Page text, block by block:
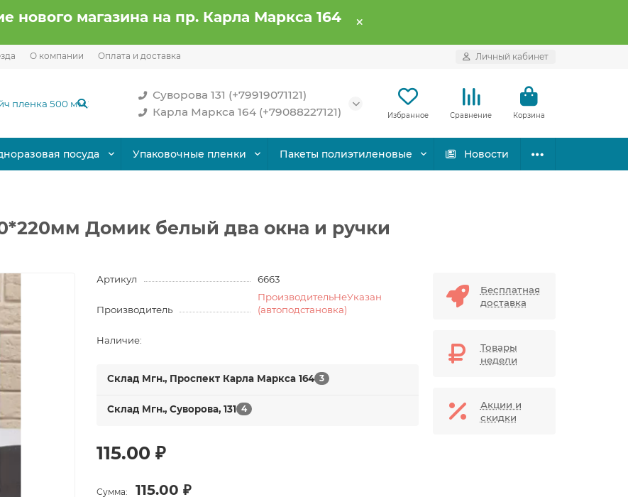
нового магазина на пр. Карла Маркса 164
О компании Оплата и доставка Личный кабинет
Суворова 131 (+79919071121)
Карла Маркса 164 (+79088227121)
Избранное Сравнение Корзина
посуда Упаковочные пленки Пакеты полиэтиленовые Новости
Домик белый два окна и ручки
Артикул 6663
Производитель
ПроизводительНеУказан
(автоподстановка)
Наличие:
Склад Мгн., Проспект Карла Маркса 164 3
Склад Мгн., Суворова, 131 4
115.00 ₽
Сумма: 115.00 ₽
Бесплатная
доставка
Товары
недели
Акции и
скидки